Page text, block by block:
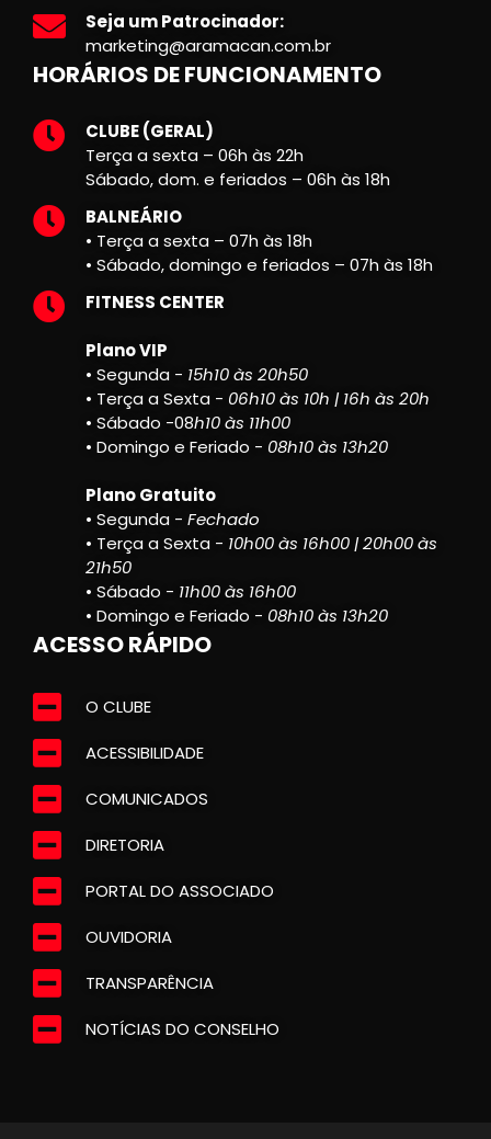
Seja um Patrocinador:
marketing@aramacan.com.br
HORÁRIOS DE FUNCIONAMENTO
CLUBE (GERAL)
Terça a sexta – 06h às 22h
Sábado, dom. e feriados – 06h às 18h
BALNEÁRIO
• Terça a sexta – 07h às 18h
• Sábado, domingo e feriados – 07h às 18h
FITNESS CENTER
Plano VIP
• Segunda - 15h10 às 20h50
• Terça a Sexta - 06h10 às 10h | 16h às 20h
• Sábado -08h10 às 11h00
• Domingo e Feriado - 08h10 às 13h20
Plano Gratuito
• Segunda - Fechado
• Terça a Sexta - 10h00 às 16h00 | 20h00 às
21h50
• Sábado - 11h00 às 16h00
• Domingo e Feriado - 08h10 às 13h20
ACESSO RÁPIDO
O CLUBE
ACESSIBILIDADE
COMUNICADOS
DIRETORIA
PORTAL DO ASSOCIADO
OUVIDORIA
TRANSPARÊNCIA
NOTÍCIAS DO CONSELHO